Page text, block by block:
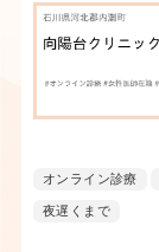
オンライン診療
夜遅くまで